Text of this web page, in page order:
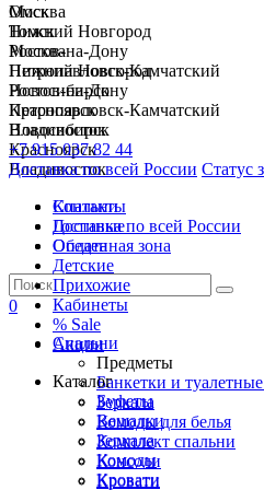
Москва
Нижний Новгород
Ростов-на-Дону
Петропавловск-Камчатский
Новосибирск
Красноярск
Владивосток
+7 915 037 82 44
Доставка по всей России Статус
Спальни
Гостиные
Обеденная зона
Детские
Прихожие
Кабинеты
% Sale
Акции
Каталог
Буфеты
Вешалки
Зеркала
Комоды
Кровати
Омск
Томск
Москва
Нижний Новгород
Ростов-на-Дону
Петропавловск-Камчатский
Новосибирск
Красноярск
Владивосток
Контакты
Доставка по всей России
Оплата
0
Спальни
Предметы
Банкетки и
Зеркала
Комоды для белья
Комплект спальни
Консоли
Кровати